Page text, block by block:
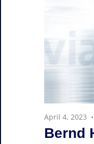
April 4, 2023
Bernd